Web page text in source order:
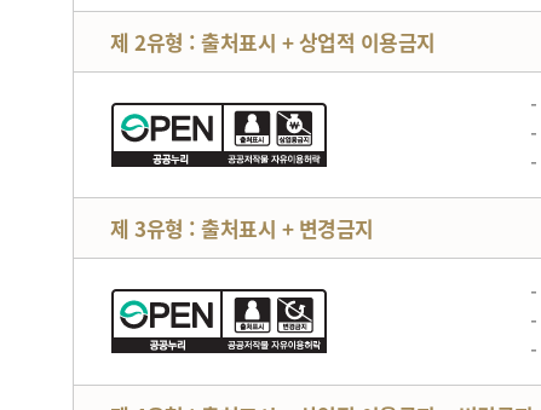
제 2유형 : 출처표시 + 상업적 이용금지
제 3유형 : 출처표시 + 변경금지